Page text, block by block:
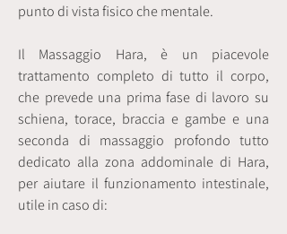
punto di vista fisico che mentale.
Il Massaggio Hara, è un piacevole
trattamento completo di tutto il corpo,
che prevede una prima fase di lavoro su
schiena, torace, braccia e gambe e una
seconda di massaggio profondo tutto
dedicato alla zona addominale di Hara,
per aiutare il funzionamento intestinale,
utile in caso di: